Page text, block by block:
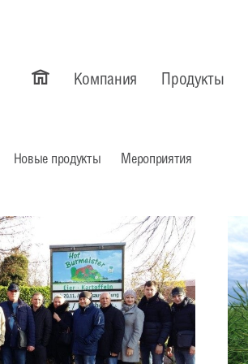
Компания Продукты
Новые продукты Мероприятия